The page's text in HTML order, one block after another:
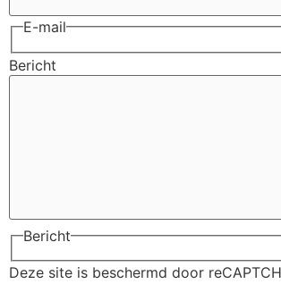
E-mail
Bericht
Bericht
Deze site is beschermd door